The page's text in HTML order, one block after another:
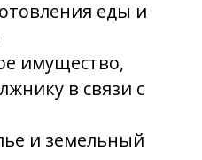
еды и
имущество,
в связи с
и земельный